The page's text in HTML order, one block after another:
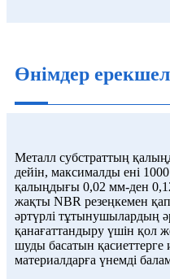
Өнімдер
Металл субстраттың
дейін, максималды ені
қалыңдығы 0,02 мм-ден
жақты NBR резеңкемен
әртүрлі тұтынушылардың
қанағаттандыру үшін қол
шуды басатын
материалдарға үнемді